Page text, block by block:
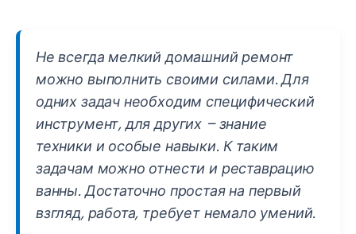
Не всегда мелкий домашний ремонт
можно выполнить своими силами. Для
одних задач необходим специфический
инструмент, для других – знание
техники и особые навыки. К таким
задачам можно отнести и реставрацию
ванны. Достаточно простая на первый
взгляд, работа, требует немало умений.